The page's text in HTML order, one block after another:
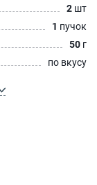
2 шт
1 пучок
50 г
по вкусу